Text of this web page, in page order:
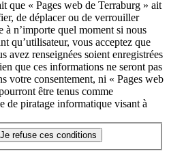
que « Pages web de Terraburg » ait
de déplacer ou de verrouiller
à n’importe quel moment si nous
qu’utilisateur, vous acceptez que
avez renseignées soient enregistrées
que ces informations ne seront pas
votre consentement, ni « Pages web
être tenus comme
de piratage informatique visant à